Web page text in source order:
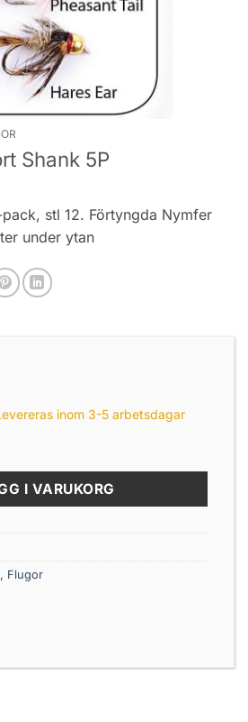
Shank 5P
stl 12. Förtyngda Nymfer
under ytan
inom 3-5 arbetsdagar
5P mängd
I VARUKORG
, Flugor